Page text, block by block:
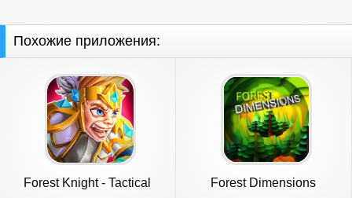
Похожие приложения:
Forest Knight - Tactical
Forest Dimensions